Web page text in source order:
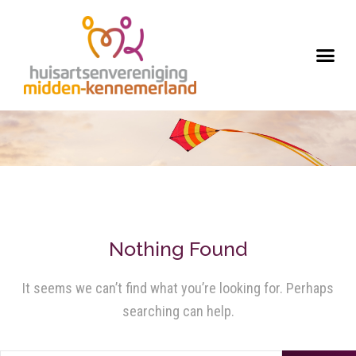
Nothing Found
It seems we can’t find what you’re looking for. Perhaps
searching can help.